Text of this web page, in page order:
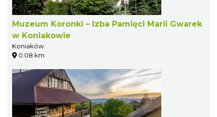
Muzeum Koronki – Izba Pamięci Marii Gwarek
w Koniakowie
Koniaków
0.08 km